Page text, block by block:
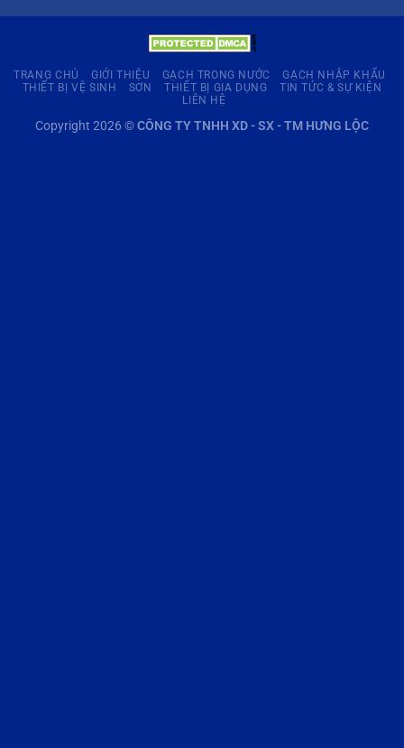
TRANG CHỦ GIỚI THIỆU GẠCH TRONG NƯỚC
GẠCH NHẬP KHẨU
THIẾT BỊ VỆ SINH
SƠN THIẾT BỊ GIA DỤNG
TIN TỨC & SỰ KIỆN
LIÊN HỆ
Copyright 2026 ©CÔNG TY TNHH XD - SX - TM HƯNG LỘC